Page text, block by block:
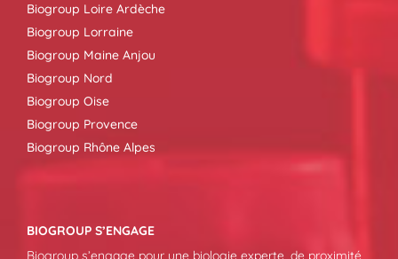
Biogroup Loire Ardèche
Biogroup Lorraine
Biogroup Maine Anjou
Biogroup Nord
Biogroup Oise
Biogroup Provence
Biogroup Rhône Alpes
BIOGROUP S’ENGAGE
Biogroup s’engage pour une biologie experte, de proximité,